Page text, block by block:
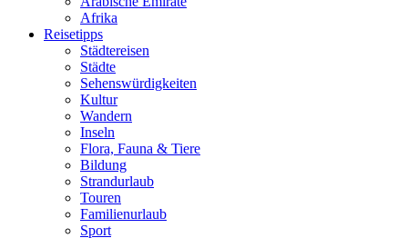
Afrika
Reisetipps
Städtereisen
Städte
Sehenswürdigkeiten
Kultur
Wandern
Inseln
Flora, Fauna & Tiere
Bildung
Strandurlaub
Touren
Familienurlaub
Sport